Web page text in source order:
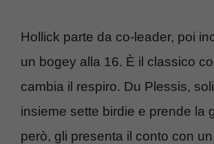
Hollick parte da co-leader, poi
un bogey alla 16. È il classico
cambia il respiro. Du Plessis,
insieme sette birdie e prende la
però, gli presenta il conto con